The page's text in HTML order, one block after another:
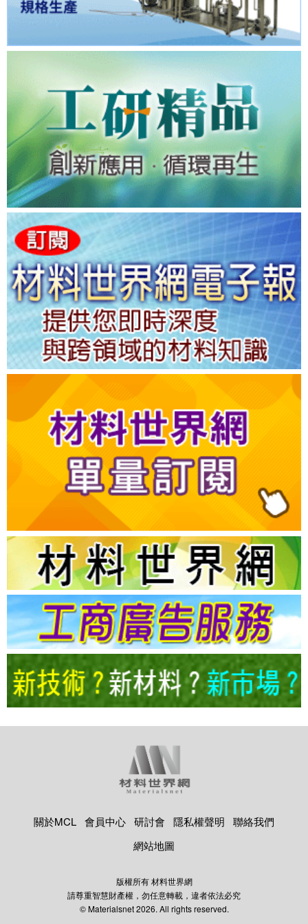
關於MCL 會員中心 研討會 隱私權聲明
聯絡我們
網站地圖
版權所有 材料世界網
請尊重智慧財產權，勿任意轉載，違者依法必究
© Materialsnet 2026. All rights reserved.